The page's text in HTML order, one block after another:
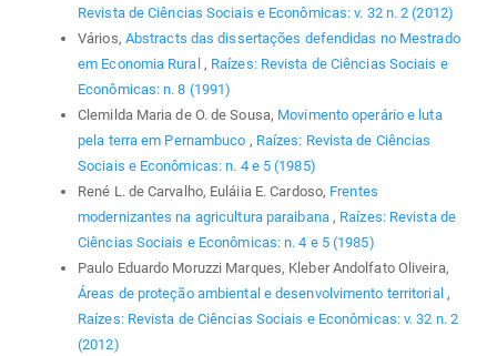
Revista de Ciências Sociais e Econômicas: v. 32 n. 2 (2012)
Vários, Abstracts das dissertações defendidas no Mestrado
em Economia Rural , Raízes: Revista de Ciências Sociais e
Econômicas: n. 8 (1991)
Clemilda Maria de O. de Sousa, Movimento operário e luta
pela terra em Pernambuco , Raízes: Revista de Ciências
Sociais e Econômicas: n. 4 e 5 (1985)
René L. de Carvalho, Euláiia E. Cardoso, Frentes
modernizantes na agricultura paraibana , Raízes: Revista de
Ciências Sociais e Econômicas: n. 4 e 5 (1985)
Paulo Eduardo Moruzzi Marques, Kleber Andolfato Oliveira,
Áreas de proteção ambiental e desenvolvimento territorial ,
Raízes: Revista de Ciências Sociais e Econômicas: v. 32 n. 2
(2012)